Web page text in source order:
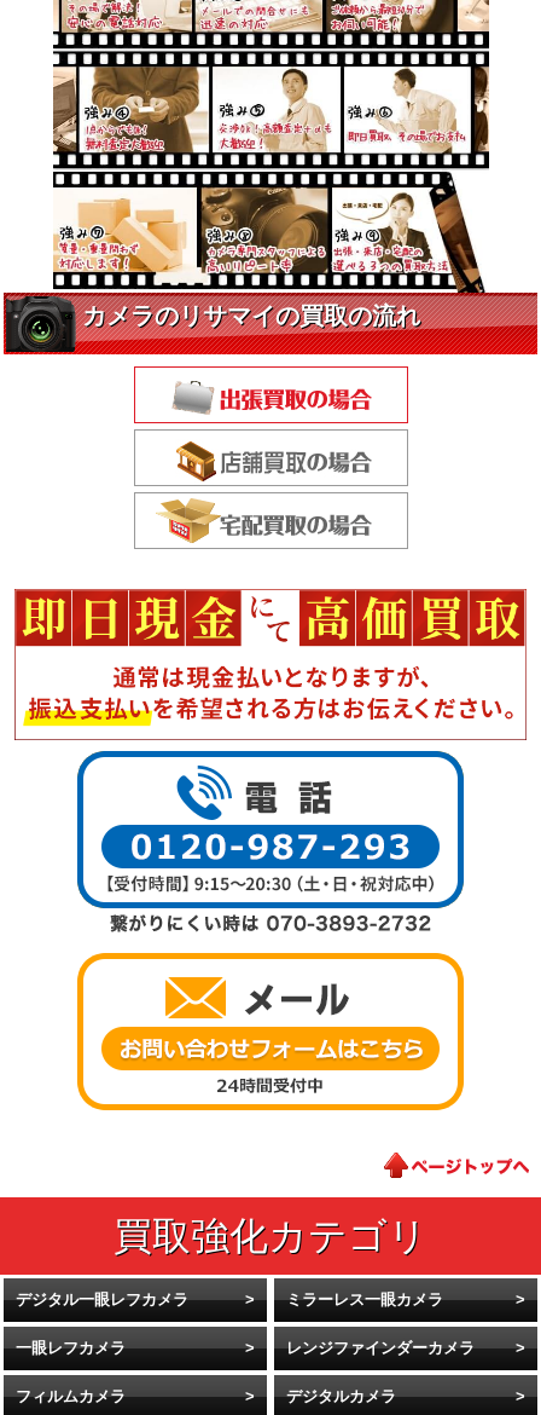
デジタル一眼レフカメラ ミラーレス一眼カメラ
一眼レフカメラ レンジファインダーカメラ
フィルムカメラ デジタルカメラ